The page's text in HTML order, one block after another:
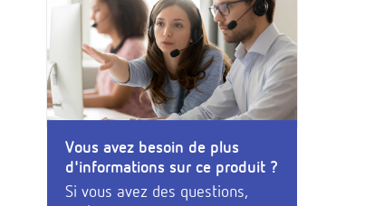
Vous avez besoin de plus
d'informations sur ce produit ?
Si vous avez des questions,